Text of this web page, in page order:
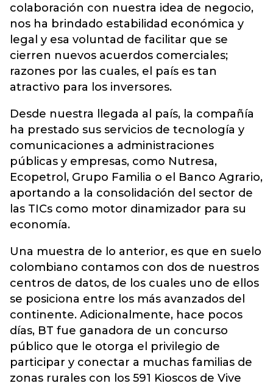
colaboración con nuestra idea de negocio,
nos ha brindado estabilidad económica y
legal y esa voluntad de facilitar que se
cierren nuevos acuerdos comerciales;
razones por las cuales, el país es tan
atractivo para los inversores.
Desde nuestra llegada al país, la compañía
ha prestado sus servicios de tecnología y
comunicaciones a administraciones
públicas y empresas, como Nutresa,
Ecopetrol, Grupo Familia o el Banco Agrario,
aportando a la consolidación del sector de
las TICs como motor dinamizador para su
economía.
Una muestra de lo anterior, es que en suelo
colombiano contamos con dos de nuestros
centros de datos, de los cuales uno de ellos
se posiciona entre los más avanzados del
continente. Adicionalmente, hace pocos
días, BT fue ganadora de un concurso
público que le otorga el privilegio de
participar y conectar a muchas familias de
zonas rurales con los 591 Kioscos de Vive